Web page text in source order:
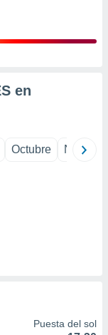
en
Octubre
Puesta del sol